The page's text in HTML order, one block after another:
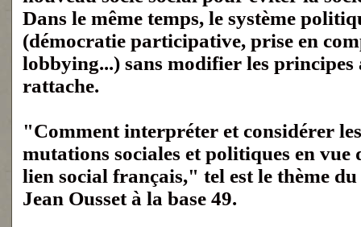
Dans le même temps, le système
(démocratie participative, prise en
lobbying...) sans modifier les principes
rattache.
"Comment interpréter et considérer
mutations sociales et politiques en vue
lien social français," tel est le thème
Jean Ousset à la base 49.